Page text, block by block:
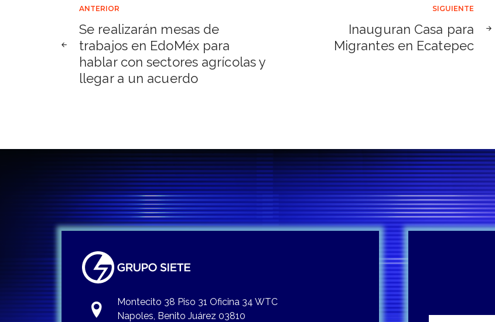
Navegación
de
entradas
ANTERIOR
Se realizarán mesas de
trabajos en EdoMéx para
hablar con sectores agrícolas y
llegar a un acuerdo
SIGUIENTE
Inauguran Casa para
Migrantes en Ecatepec
Montecito 38 Piso 31 Oficina 34 WTC
Napoles, Benito Juárez 03810